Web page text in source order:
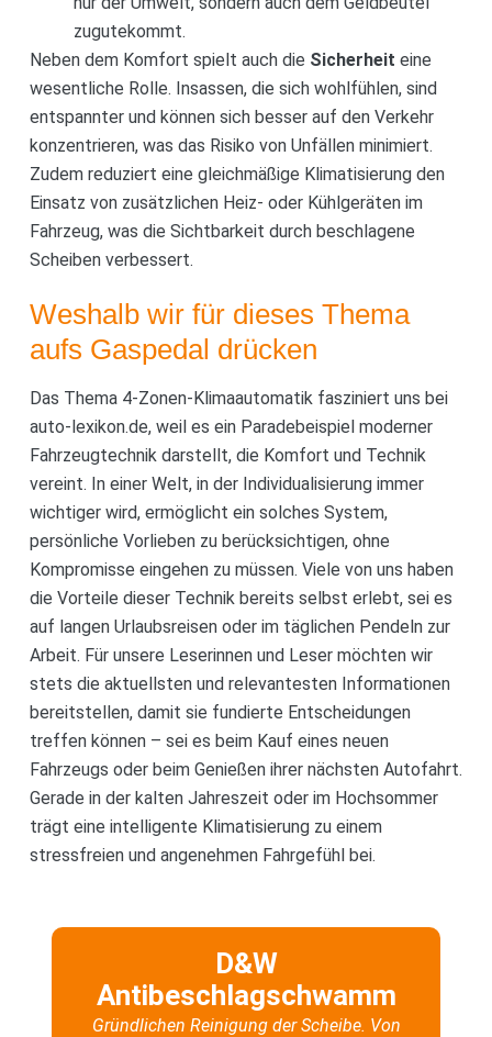
zugutekommt.
Neben dem Komfort spielt auch die Sicherheit eine
wesentliche Rolle. Insassen, die sich wohlfühlen, sind
entspannter und können sich besser auf den Verkehr
konzentrieren, was das Risiko von Unfällen minimiert.
Zudem reduziert eine gleichmäßige Klimatisierung den
Einsatz von zusätzlichen Heiz- oder Kühlgeräten im
Fahrzeug, was die Sichtbarkeit durch beschlagene
Scheiben verbessert.
Weshalb wir für dieses Thema
aufs Gaspedal drücken
Das Thema 4-Zonen-Klimaautomatik fasziniert uns bei
auto-lexikon.de, weil es ein Paradebeispiel moderner
Fahrzeugtechnik darstellt, die Komfort und Technik
vereint. In einer Welt, in der Individualisierung immer
wichtiger wird, ermöglicht ein solches System,
persönliche Vorlieben zu berücksichtigen, ohne
Kompromisse eingehen zu müssen. Viele von uns haben
die Vorteile dieser Technik bereits selbst erlebt, sei es
auf langen Urlaubsreisen oder im täglichen Pendeln zur
Arbeit. Für unsere Leserinnen und Leser möchten wir
stets die aktuellsten und relevantesten Informationen
bereitstellen, damit sie fundierte Entscheidungen
treffen können – sei es beim Kauf eines neuen
Fahrzeugs oder beim Genießen ihrer nächsten Autofahrt.
Gerade in der kalten Jahreszeit oder im Hochsommer
trägt eine intelligente Klimatisierung zu einem
stressfreien und angenehmen Fahrgefühl bei.
D&W
Antibeschlagschwamm
Gründlichen Reinigung der Scheibe. Von